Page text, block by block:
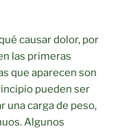
causar dolor, por
las primeras
que aparecen son
pueden ser
una carga de peso,
Algunos